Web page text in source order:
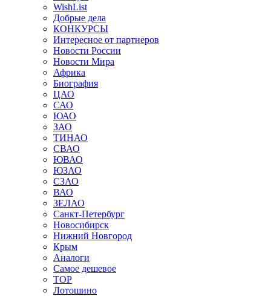
WishList
Добрые дела
КОНКУРСЫ
Интересное от партнеров
Новости России
Новости Мира
Африка
Биография
ЦАО
САО
ЮАО
ЗАО
ТИНАО
СВАО
ЮВАО
ЮЗАО
СЗАО
ВАО
ЗЕЛАО
Санкт-Петербург
Новосибирск
Нижний Новгород
Крым
Аналоги
Самое дешевое
TOP
Лотошино